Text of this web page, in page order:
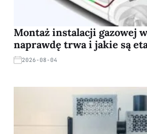
Montaż instalacji gazowej
naprawdę trwa i jakie są
2026-08-04